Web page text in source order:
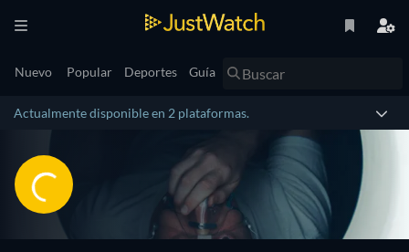
Nuevo Popular Deportes Guía
Actualmente disponible en 2 plataformas.